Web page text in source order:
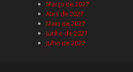
Março de 2027
Abril de 2027
Maio de 2027
Junho de 2027
Julho de 2027